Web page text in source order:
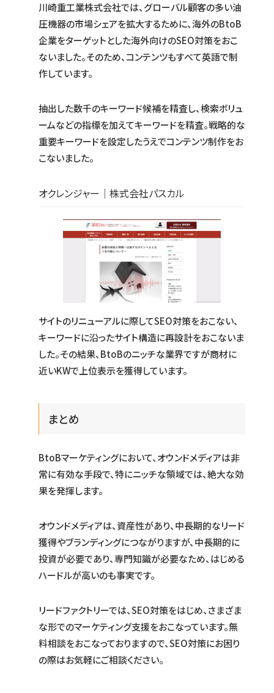
川崎重工業株式会社では、グローバル顧客の多い油
圧機器の市場シェアを拡大するために、海外のBtoB
企業をターゲットとした海外向けのSEO対策をおこ
ないました。そのため、コンテンツもすべて英語で制
作しています。
抽出した数千のキーワード候補を精査し、検索ボリュ
ームなどの指標を加えてキーワードを精査。戦略的な
重要キーワードを設定したうえでコンテンツ制作をお
こないました。
オクレンジャー｜株式会社パスカル
サイトのリニューアルに際してSEO対策をおこない、
キーワードに沿ったサイト構造に再設計をおこないま
した。その結果、BtoBのニッチな業界ですが商材に
近いKWで上位表示を獲得しています。
まとめ
BtoBマーケティングにおいて、オウンドメディアは非
常に有効な手段で、特にニッチな領域では、絶大な効
果を発揮します。
オウンドメディアは、資産性があり、中長期的なリード
獲得やブランディングにつながりますが、中長期的に
投資が必要であり、専門知識が必要なため、はじめる
ハードルが高いのも事実です。
リードファクトリーでは、SEO対策をはじめ、さまざま
な形でのマーケティング支援をおこなっています。無
料相談をおこなっておりますので、SEO対策にお困り
の際はお気軽にご相談ください。